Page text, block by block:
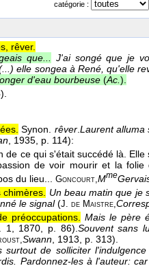
catégorie :
rêver.
que... J'ai songé que je
elle songea à René, qu'elle
d'eau bourbeuse (Ac.).
).
Synon. rêver.Laurent alluma
, 1935, p. 114):
ce qui s'était succédé là.
de voir mourir et la folie
du lieu... Goncourt,Mme
Un beau matin que je
le signal(J. de Maistre,
préoccupations.
Mais le père
1 , 1870 , p. 86). Souvent sans
Swann , 1913 , p. 313).
surtout de solliciter
Pardonnez-les à l'auteur: